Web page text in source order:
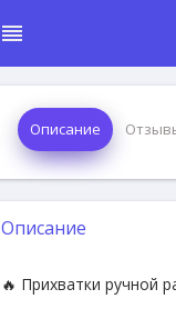
reorder
Описание
Описание
🔥 Прихватки ручной